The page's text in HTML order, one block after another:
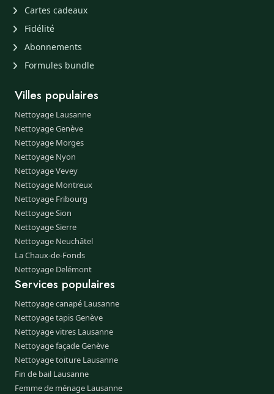
Cartes cadeaux
Fidélité
Abonnements
Formules bundle
Villes populaires
Nettoyage Lausanne
Nettoyage Genève
Nettoyage Morges
Nettoyage Nyon
Nettoyage Vevey
Nettoyage Montreux
Nettoyage Fribourg
Nettoyage Sion
Nettoyage Sierre
Nettoyage Neuchâtel
La Chaux-de-Fonds
Nettoyage Delémont
Services populaires
Nettoyage canapé Lausanne
Nettoyage tapis Genève
Nettoyage vitres Lausanne
Nettoyage façade Genève
Nettoyage toiture Lausanne
Fin de bail Lausanne
Femme de ménage Lausanne